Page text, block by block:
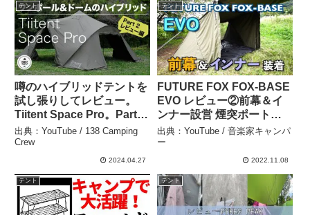
テント
噂のハイブリッドテントを
試し張りしてレビュー。
Tiitent Space Pro。Part 2
レビュー編 – 138
Camping Crew
出典：YouTube / 138 Camping
Crew
2024.04.27
テント
FUTURE FOX FOX-BASE
EVO レビュー②前幕＆イ
ンナー設営 煙突ポート他
ここまでの感想 フューチ
ャーフォックス フォック
スベース – 音楽家キャンパ
出典：YouTube / 音楽家キャンパ
ー
2022.11.08
テント テント